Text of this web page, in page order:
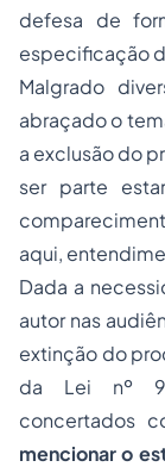
defesa de
especificação
Malgrado
abraçado o
a exclusão do
ser parte
aqui,
Dada a
autor nas
extinção do
da Lei nº
concertados
mencionar o